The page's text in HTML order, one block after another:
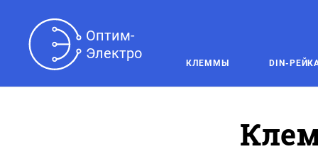
Оптим-
Электро
КЛЕММЫ DIN-